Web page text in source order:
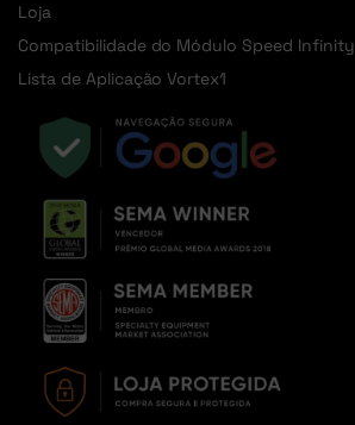
Loja
Compatibilidade do Módulo Speed Infinity
Lista de Aplicação Vortex1